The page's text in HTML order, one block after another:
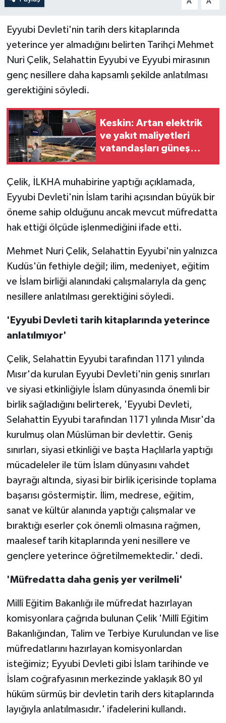
Eyyubi Devleti'nin tarih ders kitaplarında
yeterince yer almadığını belirten Tarihçi Mehmet
Nuri Çelik, Selahattin Eyyubi ve Eyyubi mirasının
genç nesillere daha kapsamlı şekilde anlatılması
gerektiğini söyledi.
Keskin: Artan elektrik
ve yakıt maliyetleri
vatandaşları güneş
Çelik, İLKHA muhabirine yaptığı açıklamada,
Eyyubi Devleti'nin İslam tarihi açısından büyük bir
öneme sahip olduğunu ancak mevcut müfredatta
hak ettiği ölçüde işlenmediğini ifade etti.
Mehmet Nuri Çelik, Selahattin Eyyubi'nin yalnızca
Kudüs'ün fethiyle değil; ilim, medeniyet, eğitim
ve İslam birliği alanındaki çalışmalarıyla da genç
nesillere anlatılması gerektiğini söyledi.
'Eyyubi Devleti tarih kitaplarında yeterince
anlatılmıyor'
Çelik, Selahattin Eyyubi tarafından 1171 yılında
Mısır'da kurulan Eyyubi Devleti'nin geniş sınırları
ve siyasi etkinliğiyle İslam dünyasında önemli bir
birlik sağladığını belirterek, 'Eyyubi Devleti,
Selahattin Eyyubi tarafından 1171 yılında Mısır'da
kurulmuş olan Müslüman bir devlettir. Geniş
sınırları, siyasi etkinliği ve başta Haçlılarla yaptığı
mücadeleler ile tüm İslam dünyasını vahdet
bayrağı altında, siyasi bir birlik içerisinde toplama
başarısı göstermiştir. İlim, medrese, eğitim,
sanat ve kültür alanında yaptığı çalışmalar ve
bıraktığı eserler çok önemli olmasına rağmen,
maalesef tarih kitaplarında yeni nesillere ve
gençlere yeterince öğretilmemektedir.' dedi.
'Müfredatta daha geniş yer verilmeli'
Millî Eğitim Bakanlığı ile müfredat hazırlayan
komisyonlara çağrıda bulunan Çelik 'Millî Eğitim
Bakanlığından, Talim ve Terbiye Kurulundan ve lise
müfredatlarını hazırlayan komisyonlardan
isteğimiz; Eyyubi Devleti gibi İslam tarihinde ve
İslam coğrafyasının merkezinde yaklaşık 80 yıl
hüküm sürmüş bir devletin tarih ders kitaplarında
layığıyla anlatılmasıdır.' ifadelerini kullandı.